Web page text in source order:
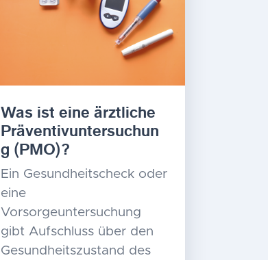
Was ist eine ärztliche
Präventivuntersuchun
g (PMO)?
Ein Gesundheitscheck oder
eine
Vorsorgeuntersuchung
gibt Aufschluss über den
Gesundheitszustand des